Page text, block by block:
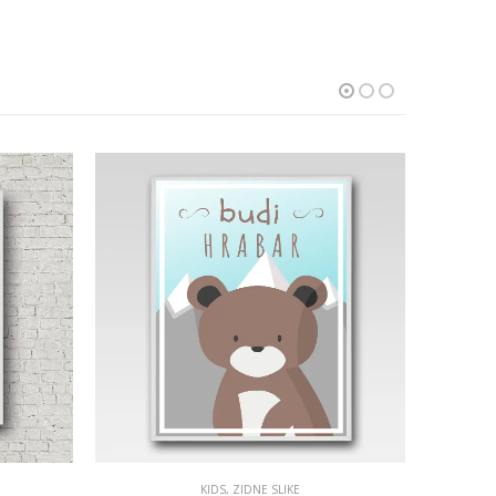
KIDS, ZIDNE SLIKE